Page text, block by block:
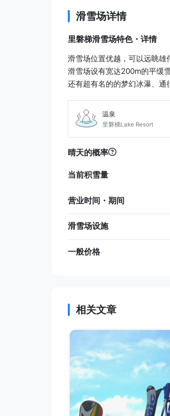
滑雪场详情
里磐梯滑雪场特色・详情
滑雪场位置优越，可以远眺
滑雪场设有宽达200m的平缓
还有超有名的的梦幻冰瀑、通
温泉
里磐梯Lake Resort
晴天的概率
当前积雪量
营业时间・期间
滑雪场设施
一般价格
相关文章